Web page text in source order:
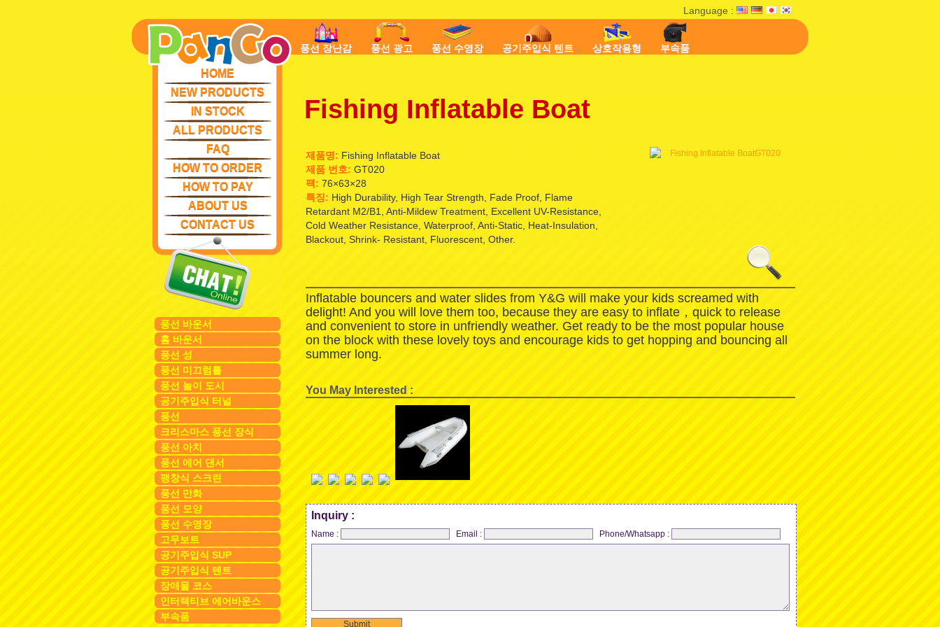
Language :
HOME
NEW PRODUCTS
IN STOCK
ALL PRODUCTS
FAQ
HOW TO ORDER
HOW TO PAY
ABOUT US
CONTACT US
풍선 바운서
홈 바운서
풍선 성
풍선 미끄럼틀
풍선 놀이 도시
공기주입식 터널
풍선
크리스마스 풍선 장식
풍선 아치
풍선 에어 댄서
팽창식 스크린
풍선 만화
풍선 모양
풍선 수영장
고무보트
공기주입식 SUP
공기주입식 텐트
장애물 코스
인터랙티브 에어바운스
부속품
풍선 장난감 풍선 광고 풍선 수영장 공기주입식 텐트 상호작용형 부속품
Fishing Inflatable Boat
제품명: Fishing Inflatable Boat
제품 번호: GT020
팩: 76×63×28
특징: High Durability, High Tear Strength, Fade Proof, Flame
Retardant M2/B1, Anti-Mildew Treatment, Excellent UV-Resistance,
Cold Weather Resistance, Waterproof, Anti-Static, Heat-Insulation,
Blackout, Shrink- Resistant, Fluorescent, Other.
Inflatable bouncers and water slides from Y&G will make your kids screamed with
delight! And you will love them too, because they are easy to inflate，quick to release
and convenient to store in unfriendly weather. Get ready to be the most popular house
on the block with these lovely toys and encourage kids to get hopping and bouncing all
summer long.
You May Interested :
Inquiry :
Name : Email : Phone/Whatsapp :
Submit